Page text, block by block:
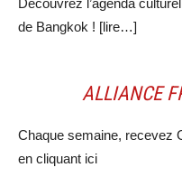
Découvrez l’agenda
de Bangkok ! [lire…]
ALLIANCE
Chaque semaine, recevez
en cliquant ici